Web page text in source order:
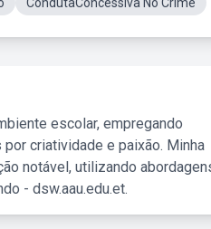
escolar, empregando
criatividade e paixão. Minha
notável, utilizando
- dsw.aau.edu.et.